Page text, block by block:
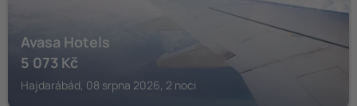
Avasa Hotels
5 073 Kč
Hajdarábád, 08 srpna 2026, 2 noci